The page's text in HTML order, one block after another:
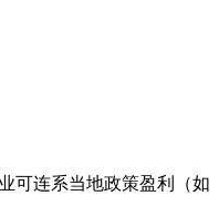
可连系当地政策盈利（如